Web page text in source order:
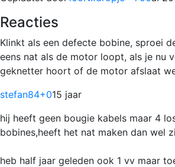
Reacties
Klinkt als een defecte bobine, sproei
eens nat als de motor loopt, als je nu
geknetter hoort of de motor afslaat
stefan84+015 jaar
hij heeft geen bougie kabels maar 4
bobines,heeft het nat maken dan wel
heb half jaar geleden ook 1 vv maar